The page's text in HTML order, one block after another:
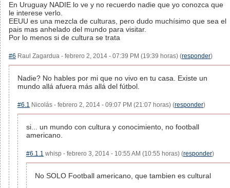
En Uruguay NADIE lo ve y no recuerdo nadie que yo conozca que
le interese verlo.
EEUU es una mezcla de culturas, pero dudo muchísimo que sea el
pais mas anhelado del mundo para visitar.
Por lo menos si de cultura se trata
#6 Raul Zagardua - febrero 2, 2014 - 07:39 PM (19:39 horas) (responder)
Nadie? No hables por mi que no vivo en tu casa. Existe un
mundo allá afuera más allá del fútbol.
#6.1 Nicolás - febrero 2, 2014 - 09:07 PM (21:07 horas) (responder)
si... un mundo con cultura y conocimiento, no football
americano.
#6.1.1 whisp - febrero 3, 2014 - 10:55 AM (10:55 horas) (responder)
No SOLO Football americano, que tambien es cultural